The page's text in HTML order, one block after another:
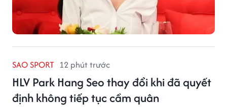
SAO SPORT 12 phút trước
HLV Park Hang Seo thay đổi khi đã quyết
định không tiếp tục cầm quân